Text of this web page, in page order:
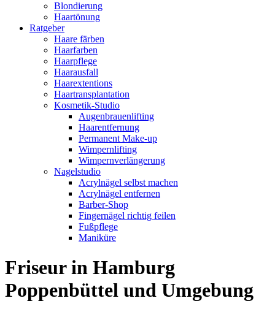
Blondierung
Haartönung
Ratgeber
Haare färben
Haarfarben
Haarpflege
Haarausfall
Haarextentions
Haartransplantation
Kosmetik-Studio
Augenbrauenlifting
Haarentfernung
Permanent Make-up
Wimpernlifting
Wimpernverlängerung
Nagelstudio
Acrylnägel selbst machen
Acrylnägel entfernen
Barber-Shop
Fingernägel richtig feilen
Fußpflege
Maniküre
Friseur in Hamburg
Poppenbüttel und Umgebung